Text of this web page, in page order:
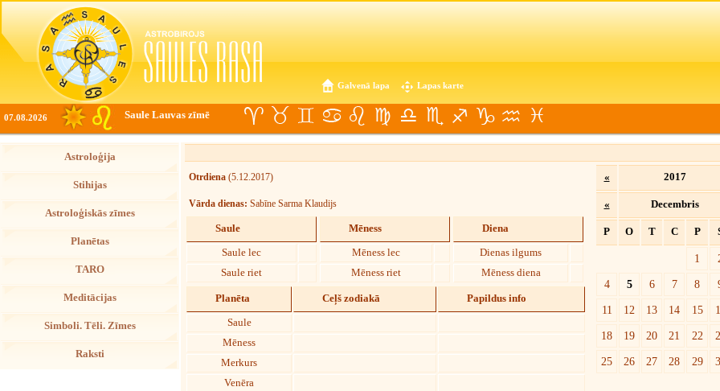
Galvenā lapa Lapas karte
07.08.2026 Saule Lauvas zīmē
Astroloģija
Stihijas
Astroloģiskās zīmes
Planētas
TARO
Meditācijas
Simboli. Tēli. Zīmes
Raksti
Otrdiena (5.12.2017)
Vārda dienas: Sabīne Sarma Klaudijs
Saule
Saule lec
Saule riet
Mēness
Mēness lec
Mēness riet
Diena
Dienas ilgums
Mēness diena
Planēta Ceļš zodiakā Papildus info
Saule
Mēness
Merkurs
Venēra
« 2017
« Decembris
P O T C P
1
4
5 6 7 8
11
12 13 14 15
18
19 20 21 22
25
26 27 28 29